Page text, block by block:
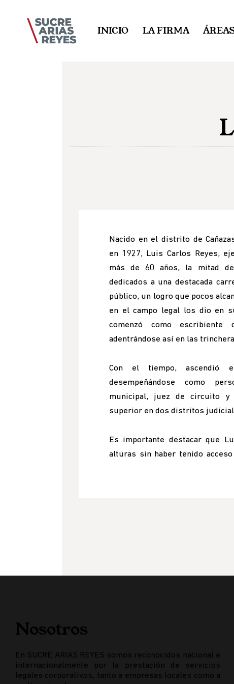
INICIO LA FIRMA
Nacido en el distrito de
en 1927, Luis Carlos Reyes,
más de 60 años, la mitad
dedicados a una destacada
público, un logro que pocos
en el campo legal los dio en
comenzó como escribiente
adentrándose así en las
Con el tiempo, ascendió
desempeñándose como
municipal, juez de circuito y
superior en dos distritos
Es importante destacar que
alturas sin haber tenido
Nosotros
En SUCRE ARIAS REYES somos reconocidos nacional e
internacionalmente por la prestación de servicios
legales corporativos, tanto a empresas locales como a